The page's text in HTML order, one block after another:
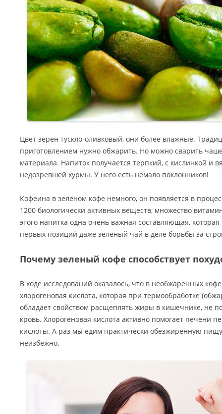
Цвет зерен тускло-оливковый, они более влажные.
приготовлением нужно обжарить. Но можно сварить
материала. Напиток получается терпкий, с кислинкой и
недозревшей хурмы. У него есть немало поклонников!
Кофеина в зеленом кофе немного, он появляется в
1200 биологически активных веществ, множество
этого напитка одна очень важная составляющая, которая
первых позиций даже зеленый чай в деле борьбы за
Почему зеленый кофе способствует
В ходе исследований оказалось, что в необжаренных
хлорогеновая кислота, которая при термообработке
обладает свойством расщеплять жиры в кишечнике, не
кровь. Хлорогеновая кислота активно помогает печени
кислоты. А раз мы едим практически обезжиренную
неизбежно.